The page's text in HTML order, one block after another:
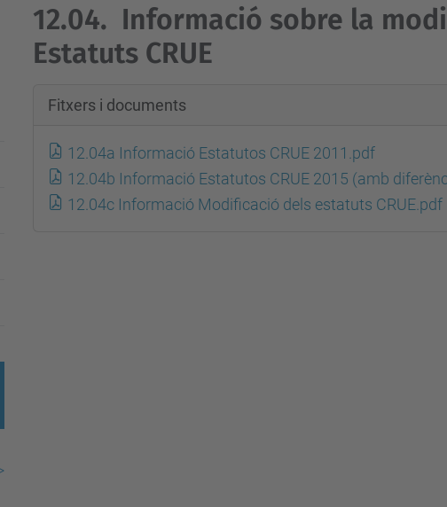
12.04. Informació sobre la
Estatuts CRUE
Fitxers i documents
12.04a Informació Estatutos CRUE 2011.pdf
12.04b Informació Estatutos CRUE 2015 (amb
12.04c Informació Modificació dels estatuts CRUE.pdf